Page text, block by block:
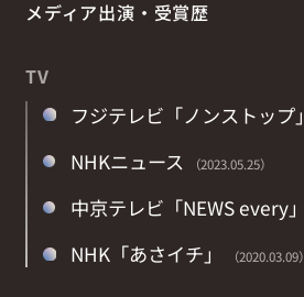
メディア出演・受賞歴
TV
フジテレビ「ノンストップ」
NHKニュース （2023.05.25）
中京テレビ「NEWS every」
NHK「あさイチ」 （2020.03.09）